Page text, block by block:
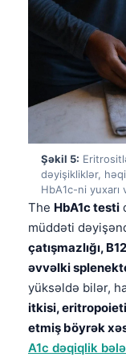
Şəkil 5:
dəyişikliklər,
HbA1c-ni yuxarı
The HbA1c testi
müddəti
çatışmazlığı,
əvvəlki
yüksəldə bilər,
itkisi,
etmiş böyrək
A1c dəqiqlik